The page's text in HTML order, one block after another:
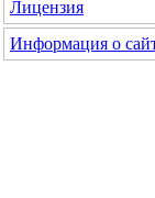
Лицензия
Информация о